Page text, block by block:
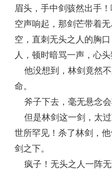
眉头，手中剑骇然出手
空声响起，那剑芒带着
空，直刺无头之人的胸
人，顿时暗骂一声，心头
他没想到，林剑竟然
命。
斧子下去，毫无悬念会
但是林剑这一剑，太过
世所罕见！杀了林剑，
剑之下。
疯子！无头之人一阵